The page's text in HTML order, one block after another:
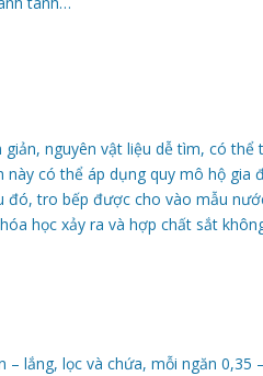
nguyên vật liệu dễ tìm, có thể
có thể áp dụng quy mô hộ gia
đó, tro bếp được cho vào mẫu
học xảy ra và hợp chất sắt
– lắng, lọc và chứa, mỗi ngăn